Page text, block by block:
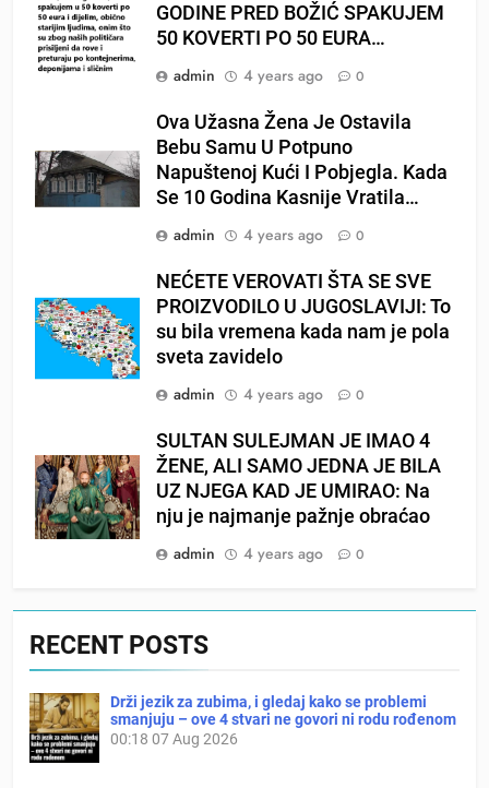
GODINE PRED BOŽIĆ SPAKUJEM
50 KOVERTI PO 50 EURA…
admin
4 years ago 0
Ova Užasna Žena Je Ostavila
Bebu Samu U Potpuno
Napuštenoj Kući I Pobjegla. Kada
Se 10 Godina Kasnije Vratila…
admin
4 years ago 0
NEĆETE VEROVATI ŠTA SE SVE
PROIZVODILO U JUGOSLAVIJI: To
su bila vremena kada nam je pola
sveta zavidelo
admin
4 years ago 0
SULTAN SULEJMAN JE IMAO 4
ŽENE, ALI SAMO JEDNA JE BILA
UZ NJEGA KAD JE UMIRAO: Na
nju je najmanje pažnje obraćao
admin
4 years ago 0
RECENT POSTS
Drži jezik za zubima, i gledaj kako se problemi
smanjuju – ove 4 stvari ne govori ni rodu rođenom
00:18 07 Aug 2026